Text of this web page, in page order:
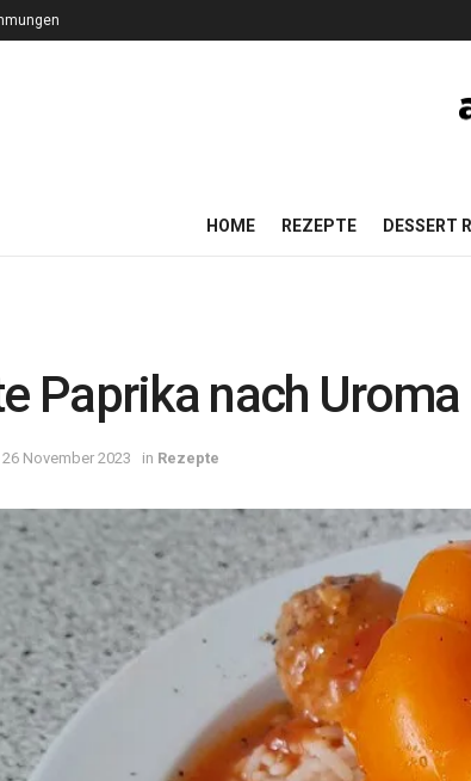
HOME REZEPTE DESSERT
Paprika nach
26 November 2023 in Rezepte